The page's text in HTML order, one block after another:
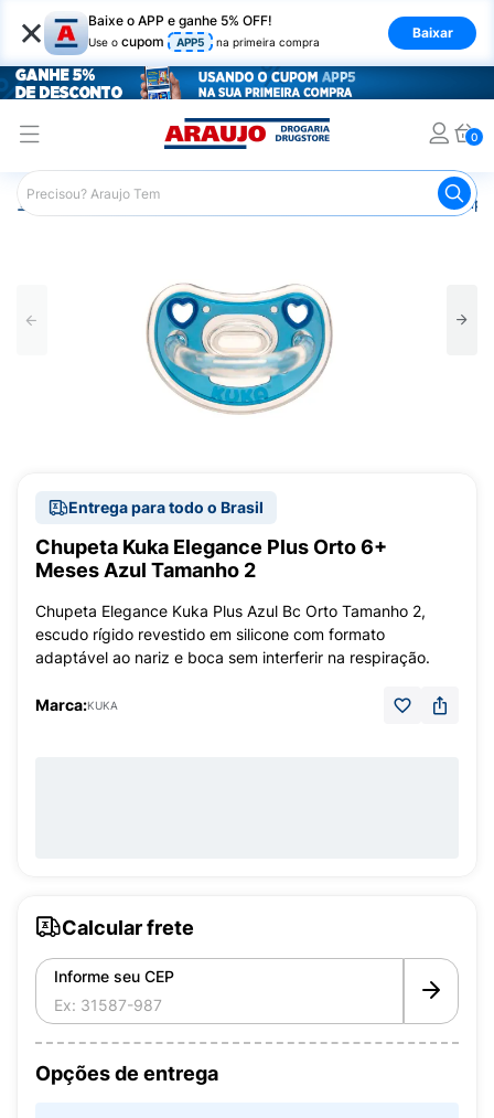
× Baixe o APP e ganhe 5% OFF!
Use o cupom APP5 na primeira compra
Baixar
0
Araujo Infantil
Entrega para todo o Brasil
Chupeta Kuka Elegance Plus Orto 6+
Meses Azul Tamanho 2
Chupeta Elegance Kuka Plus Azul Bc Orto Tamanho 2,
escudo rígido revestido em silicone com formato
adaptável ao nariz e boca sem interferir na respiração.
Marca:KUKA
Calcular frete
Informe seu CEP
Opções de entrega